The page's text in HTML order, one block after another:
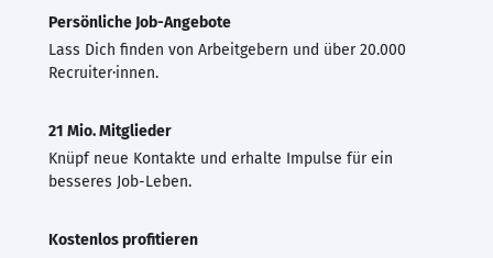
Persönliche Job-Angebote
Lass Dich finden von Arbeitgebern und über 20.000
Recruiter·innen.
21 Mio. Mitglieder
Knüpf neue Kontakte und erhalte Impulse für ein
besseres Job-Leben.
Kostenlos profitieren